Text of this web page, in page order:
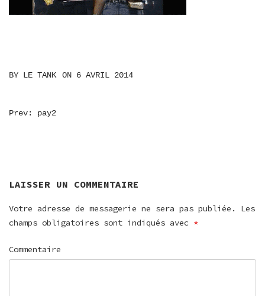
BY LE TANK ON 6 AVRIL 2014
NAVIGATION
Prev: pay2
LAISSER UN COMMENTAIRE
Votre adresse de messagerie ne sera pas publiée.
Les
champs obligatoires sont indiqués avec *
Commentaire